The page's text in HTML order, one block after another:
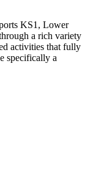
KS1, Lower
a rich variety
activities that fully
specifically a